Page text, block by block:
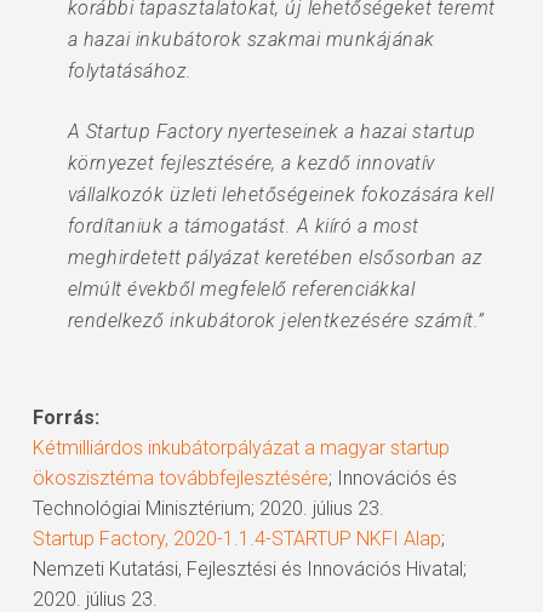
korábbi tapasztalatokat, új lehetőségeket teremt
a hazai inkubátorok szakmai munkájának
folytatásához.
A Startup Factory nyerteseinek a hazai startup
környezet fejlesztésére, a kezdő innovatív
vállalkozók üzleti lehetőségeinek fokozására kell
fordítaniuk a támogatást. A kiíró a most
meghirdetett pályázat keretében elsősorban az
elmúlt évekből megfelelő referenciákkal
rendelkező inkubátorok jelentkezésére számít.”
Forrás:
Kétmilliárdos inkubátorpályázat a magyar startup
ökoszisztéma továbbfejlesztésére; Innovációs és
Technológiai Minisztérium; 2020. július 23.
Startup Factory, 2020-1.1.4-STARTUP NKFI Alap;
Nemzeti Kutatási, Fejlesztési és Innovációs Hivatal;
2020. július 23.